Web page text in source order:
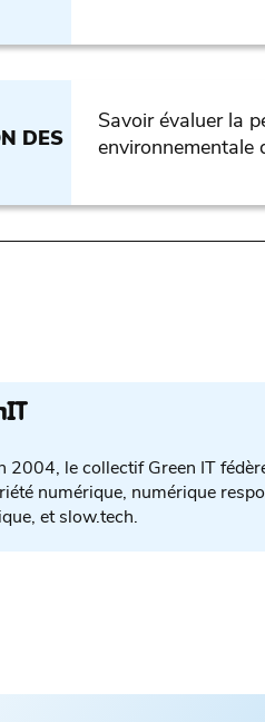
DES
Savoir évaluer la
environnementale
2004, le collectif Green IT
numérique, numérique
et slow.tech.